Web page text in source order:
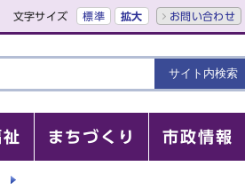
文字サイズ 標準 拡大 お問い合わせ
まちづくり 市政情報